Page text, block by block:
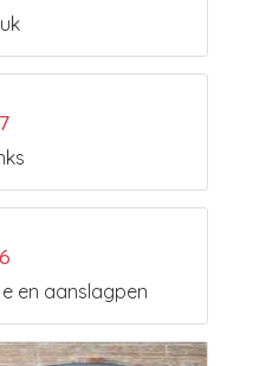
en aanslagpen